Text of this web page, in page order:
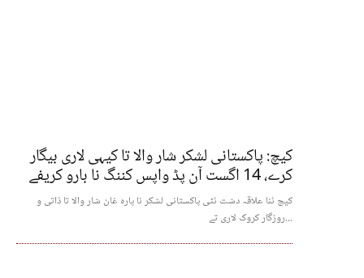
کیچ: پاکستانی لشکر شار والا تا کیہی لاری بیگار
کرے، 14 اگست آن پڈ واپس کننگ نا بارو کریفے
کیچ ئنا علاقہ دشت ئٹی پاکستانی لشکر نا پارہ غان شار والا تا ذاتی و
روزگار کروک لاری تے...